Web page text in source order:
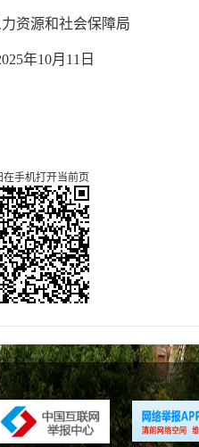
资源和社会保障局
5年10月 11 日
在手机打开当前页